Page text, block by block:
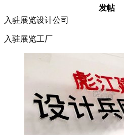
发帖
入驻展览设计公司
入驻展览工厂